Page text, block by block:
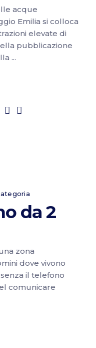
acque
Emilia si colloca
elevate di
pubblicazione
da 2
zona
dove vivono
il telefono
comunicare